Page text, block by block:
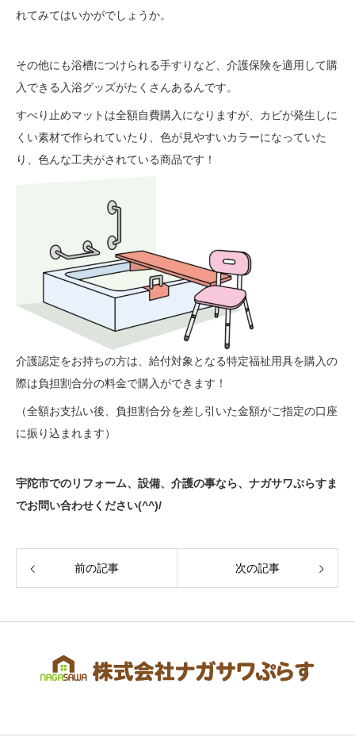
れてみてはいかがでしょうか。
その他にも浴槽につけられる手すりなど、介護保険を適用して購
入できる入浴グッズがたくさんあるんです。
すべり止めマットは全額自費購入になりますが、カビが発生しに
くい素材で作られていたり、色が見やすいカラーになっていた
り、色んな工夫がされている商品です！
介護認定をお持ちの方は、給付対象となる特定福祉用具を購入の
際は負担割合分の料金で購入ができます！
（全額お支払い後、負担割合分を差し引いた金額がご指定の口座
に振り込まれます）
宇陀市でのリフォーム、設備、介護の事なら、ナガサワぷらすま
でお問い合わせください(^^)/
前の記事 次の記事